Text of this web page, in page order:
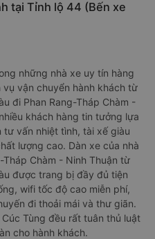
tại Tỉnh lộ 44 (Bến xe
những nhà xe uy tín hàng
vận chuyển hành khách từ
đi Phan Rang-Tháp Chàm -
khách hàng tin tưởng lựa
tư vấn nhiệt tình, tài xế giàu
lượng cao. Dàn xe của nhà
Tháp Chàm - Ninh Thuận từ
được trang bị đầy đủ tiện
wifi tốc độ cao miễn phí,
đi thoải mái và thư giãn.
Tùng đều rất tuân thủ luật
cho hành khách.